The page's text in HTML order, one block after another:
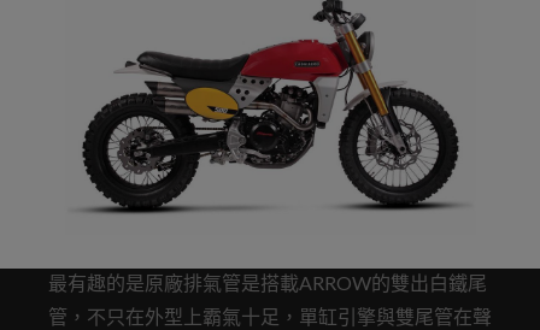
最有趣的是原廠排氣管是搭載ARROW的雙出白鐵尾
管，不只在外型上霸氣十足，單缸引擎與雙尾管在聲